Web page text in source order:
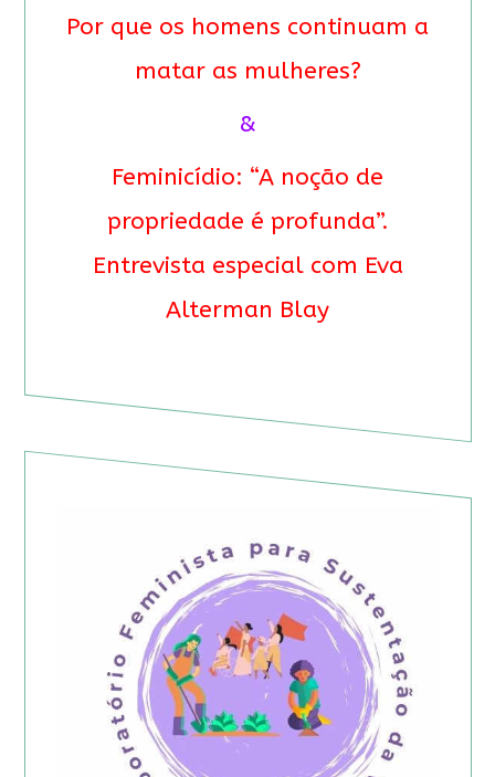
Por que os homens continuam a
matar as mulheres?
&
Feminicídio: “A noção de
propriedade é profunda”.
Entrevista especial com Eva
Alterman Blay